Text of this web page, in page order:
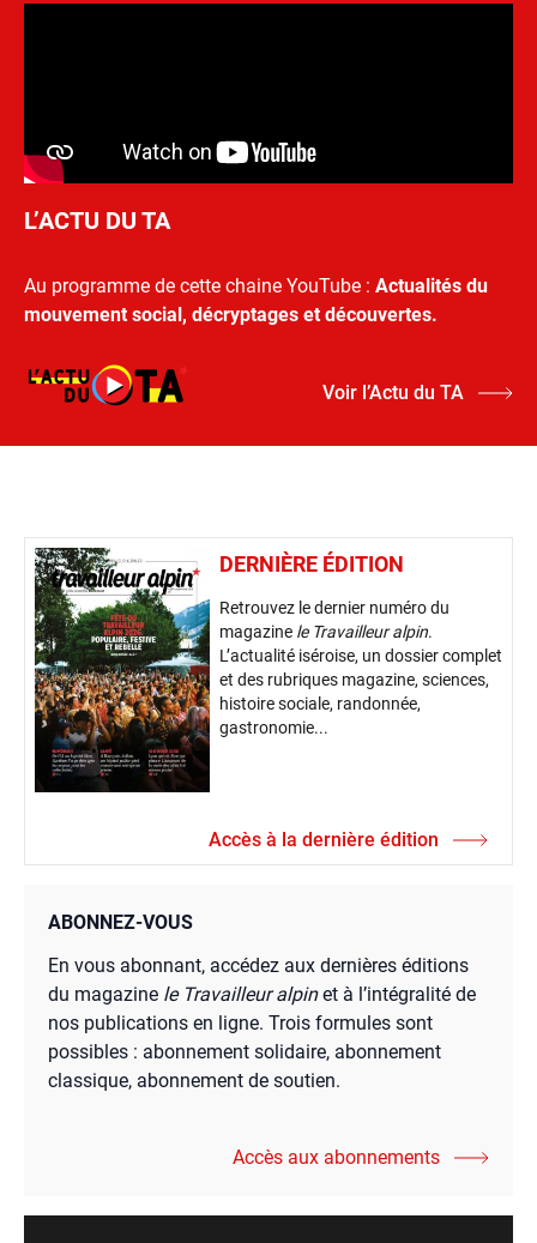
L’ACTU DU TA
Au programme de cette chaine YouTube : Actualités du
mouvement social, décryptages et découvertes.
Voir l’Actu du TA
DERNIÈRE ÉDITION
Retrouvez le dernier numéro du
magazine le Travailleur alpin.
L’actualité iséroise, un dossier complet
et des rubriques magazine, sciences,
histoire sociale, randonnée,
gastronomie...
Accès à la dernière édition
ABONNEZ-VOUS
En vous abonnant, accédez aux dernières éditions
du magazine le Travailleur alpinet à l’intégralité de
nos publications en ligne. Trois formules sont
possibles : abonnement solidaire, abonnement
classique, abonnement de soutien.
Accès aux abonnements